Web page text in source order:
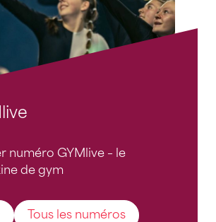
numéro GYMlive – le
de gym
Tous les numéros